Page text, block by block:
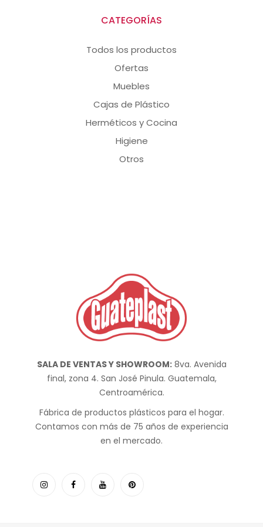
CATEGORÍAS
Todos los productos
Ofertas
Muebles
Cajas de Plástico
Herméticos y Cocina
Higiene
Otros
SALA DE VENTAS Y SHOWROOM:8va. Avenida
final, zona 4. San José Pinula. Guatemala,
Centroamérica.
Fábrica de productos plásticos para el hogar.
Contamos con más de 75 años de experiencia
en el mercado.